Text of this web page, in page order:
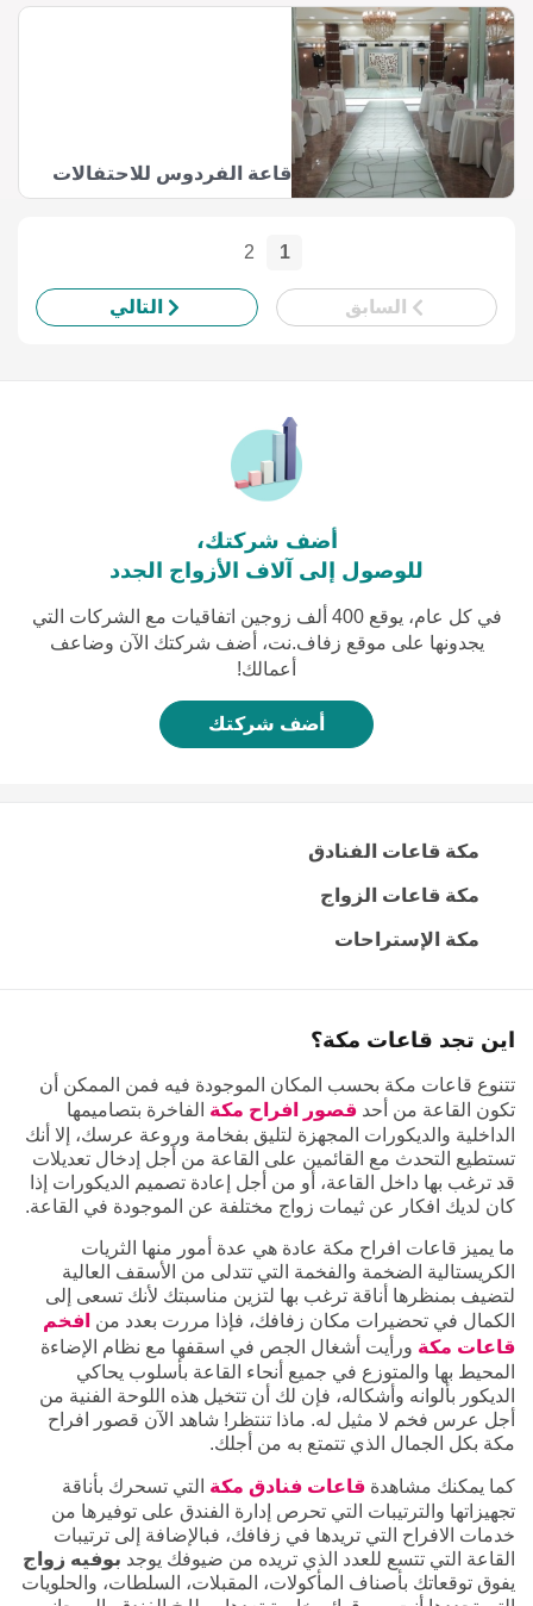
قاعة الفردوس للاحتفالات
1
2
السابق التالي
أضف شركتك،
للوصول إلى آلاف الأزواج الجدد
في كل عام، يوقع 400 ألف زوجين اتفاقيات مع الشركات التي
يجدونها على موقع زفاف.نت، أضف شركتك الآن وضاعف
أعمالك!
أضف شركتك
مكة قاعات الفنادق
مكة قاعات الزواج
مكة الإستراحات
اين تجد قاعات مكة؟
تتنوع قاعات مكة بحسب المكان الموجودة فيه فمن الممكن أن
تكون القاعة من أحد قصور افراح مكة الفاخرة بتصاميمها
الداخلية والديكورات المجهزة لتليق بفخامة وروعة عرسك، إلا أنك
تستطيع التحدث مع القائمين على القاعة من أجل إدخال تعديلات
قد ترغب بها داخل القاعة، أو من أجل إعادة تصميم الديكورات إذا
كان لديك افكار عن ثيمات زواج مختلفة عن الموجودة في القاعة.
ما يميز قاعات افراح مكة عادة هي عدة أمور منها الثريات
الكريستالية الضخمة والفخمة التي تتدلى من الأسقف العالية
لتضيف بمنظرها أناقة ترغب بها لتزين مناسبتك لأنك تسعى إلى
الكمال في تحضيرات مكان زفافك، فإذا مررت بعدد من افخم
قاعات مكة ورأيت أشغال الجص في اسقفها مع نظام الإضاءة
المحيط بها والمتوزع في جميع أنحاء القاعة بأسلوب يحاكي
الديكور بألوانه وأشكاله، فإن لك أن تتخيل هذه اللوحة الفنية من
أجل عرس فخم لا مثيل له. ماذا تنتظر! شاهد الآن قصور افراح
مكة بكل الجمال الذي تتمتع به من أجلك.
كما يمكنك مشاهدة قاعات فنادق مكة التي تسحرك بأناقة
تجهيزاتها والترتيبات التي تحرص إدارة الفندق على توفيرها من
خدمات الافراح التي تريدها في زفافك، فبالإضافة إلى ترتيبات
القاعة التي تتسع للعدد الذي تريده من ضيوفك يوجد بوفيه زواج
يفوق توقعاتك بأصناف المأكولات، المقبلات، السلطات، والحلويات